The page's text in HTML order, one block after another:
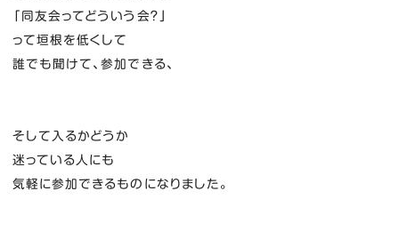
「同友会ってどういう会？」
って垣根を低くして
誰でも聞けて、参加できる、
そして入るかどうか
迷っている人にも
気軽に参加できるものになりました。